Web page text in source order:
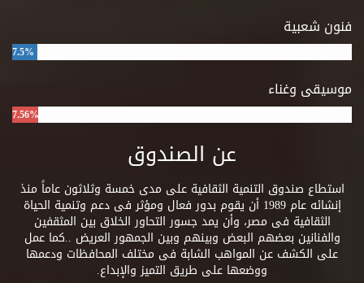
فنون شعبية
7.5%
موسيقى وغناء
7.56%
عن الصندوق
استطاع صندوق التنمية الثقافية على مدى خمسة وثلاثون عاماً منذ
إنشائه عام 1989 أن يقوم بدور فعال ومؤثر فى دعم وتنمية الحياة
الثقافية فى مصر، وأن يمد جسور التحاور الخلاق بين المثقفين
والفنانين بعضهم البعض وبينهم وبين الجمهور العريض ..كما عمل
على الكشف عن المواهب الشابة فى مختلف المحافظات ودعمها
ووضعها على طريق التميز والإبداع.